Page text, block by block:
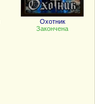
Охотник
Закончена